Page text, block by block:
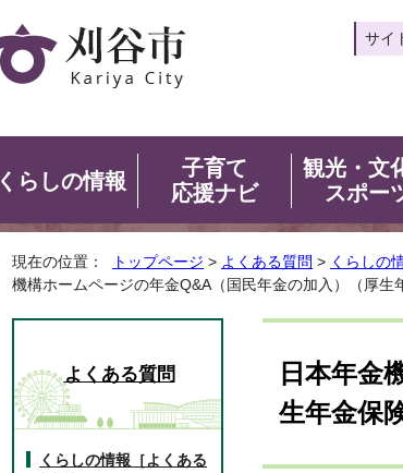
サイ
くらしの情報
子育て
応援ナビ
観光・文
スポー
現在の位置： トップページ > よくある質問 > くらしの
機構ホームページの年金Q&A（国民年金の加入）（厚生
日本年金
生年金保
よくある質問
くらしの情報［よくある